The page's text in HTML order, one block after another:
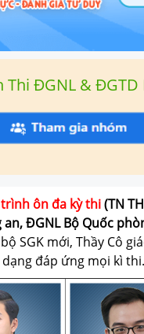
Thi ĐGNL & ĐGTD
trình ôn đa kỳ thi(TN
an, ĐGNL Bộ Quốc
SGK mới, Thầy Cô
đáp ứng mọi kì thi.